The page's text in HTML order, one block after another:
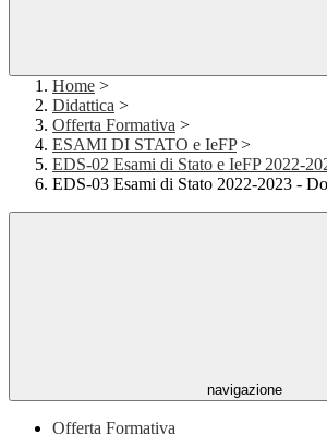
Home >
Didattica >
Offerta Formativa >
ESAMI DI STATO e IeFP >
EDS-02 Esami di Stato e IeFP 2022-
EDS-03 Esami di Stato 2022-2023 -
navigazione
Offerta Formativa